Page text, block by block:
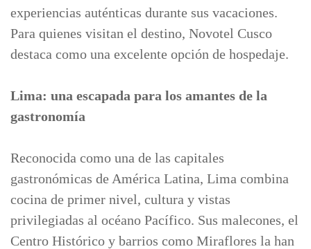
experiencias auténticas durante sus vacaciones.
Para quienes visitan el destino, Novotel Cusco
destaca como una excelente opción de hospedaje.
Lima: una escapada para los amantes de la
gastronomía
Reconocida como una de las capitales
gastronómicas de América Latina, Lima combina
cocina de primer nivel, cultura y vistas
privilegiadas al océano Pacífico. Sus malecones, el
Centro Histórico y barrios como Miraflores la han